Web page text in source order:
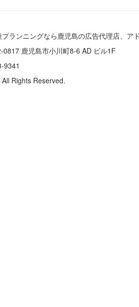
ランニングなら鹿児島の広告代理店、ア
0817 鹿児島市小川町8-6 AD ビル1F
9341
Rights Reserved.